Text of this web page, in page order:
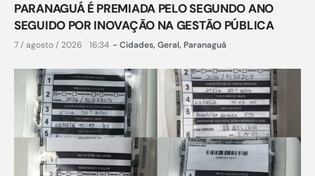
PARANAGUÁ É PREMIADA PELO SEGUNDO ANO
SEGUIDO POR INOVAÇÃO NA GESTÃO PÚBLICA
7 / agosto / 2026 16:34 - Cidades, Geral, Paranaguá